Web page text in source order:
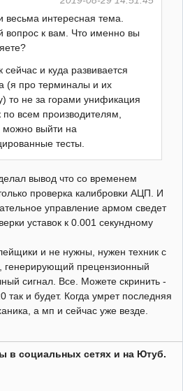
весьма интересная тема.
вопрос к вам. Что именно вы
сейчас и куда развивается
(я про терминалы и их
то не за горами унификация
по всем производителям,
можно выйти на
тесты.
вывод что со временем
проверка калибровки АЦП. И
управление армом сведет
уставок к 0.001 секундному
и не нужны, нужен техник с
генерирующий прецензионный
сигнал. Все. Можете скринить -
так и будет. Когда умрет последняя
а мп и сейчас уже везде.
в социальных сетях и на Ютуб.